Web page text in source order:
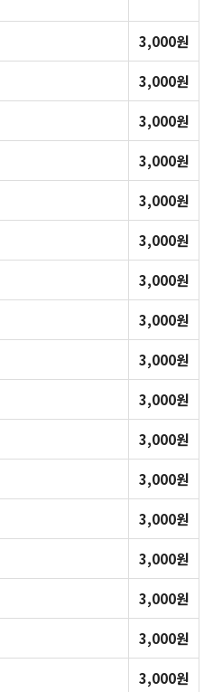
3,000원
3,000원
3,000원
3,000원
3,000원
3,000원
3,000원
3,000원
3,000원
3,000원
3,000원
3,000원
3,000원
3,000원
3,000원
3,000원
3,000원